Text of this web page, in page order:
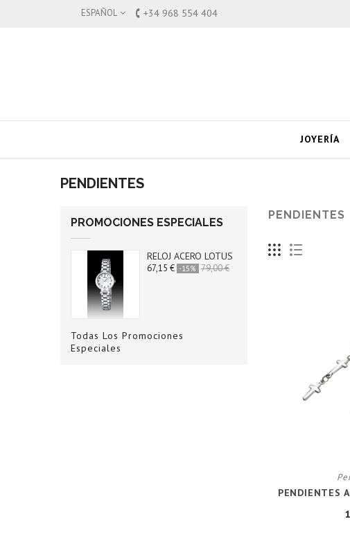
ESPAÑOL +34 968 554 404
JOYERÍA
PENDIENTES
PROMOCIONES ESPECIALES
RELOJ ACERO LOTUS
67,15 € -15% 79,00 €
Todas Los Promociones
Especiales
PENDIENTES
PENDIENTES